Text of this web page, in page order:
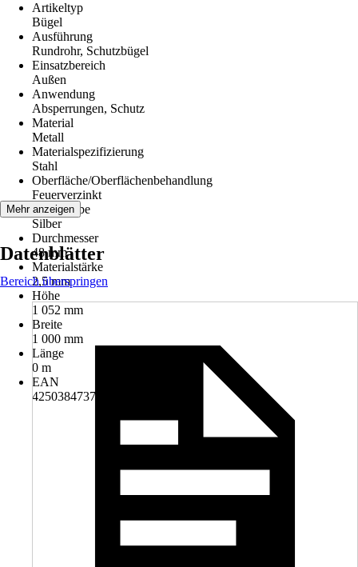
Artikeltyp
Bügel
Ausführung
Rundrohr, Schutzbügel
Einsatzbereich
Außen
Anwendung
Absperrungen, Schutz
Material
Metall
Materialspezifizierung
Stahl
Oberfläche/Oberflächenbehandlung
Feuerverzinkt
Grundfarbe
Silber
Durchmesser
48 mm
Materialstärke
2,5 mm
Höhe
1 052 mm
Breite
1 000 mm
Länge
0 m
EAN
4250384737399
Mehr anzeigen
Datenblätter
Bereich überspringen